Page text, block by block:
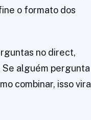
o formato dos
no direct,
alguém pergunta
combinar, isso vira